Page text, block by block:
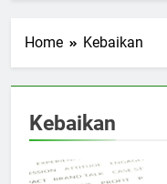
Home Kebaikan
Kebaikan